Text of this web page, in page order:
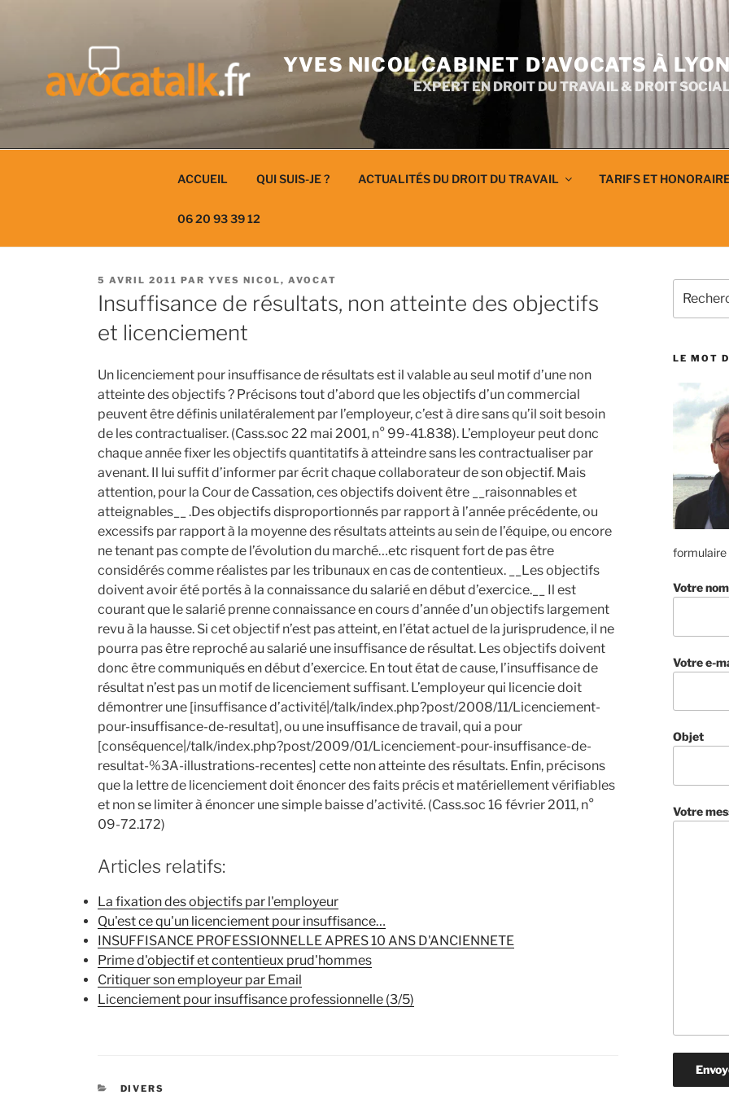
YVES NICOL CABINET D’AVOCATS À
EXPERT EN DROIT DU TRAVAIL & DROIT
ACCUEIL QUI SUIS-JE ? ACTUALITÉS DU DROIT DU TRAVAIL TARIFS ET
06 20 93 39 12
PUBLIÉ
LE
5 AVRIL 2011 PAR YVES NICOL, AVOCAT
Insuffisance de résultats, non atteinte des objectifs
et licenciement
Un licenciement pour insuffisance de résultats est il valable au seul motif d’une non
atteinte des objectifs ? Précisons tout d’abord que les objectifs d’un commercial
peuvent être définis unilatéralement par l’employeur, c’est à dire sans qu’il soit besoin
de les contractualiser. (Cass.soc 22 mai 2001, n° 99-41.838). L’employeur peut donc
chaque année fixer les objectifs quantitatifs à atteindre sans les contractualiser par
avenant. Il lui suffit d’informer par écrit chaque collaborateur de son objectif. Mais
attention, pour la Cour de Cassation, ces objectifs doivent être __raisonnables et
atteignables__ .Des objectifs disproportionnés par rapport à l’année précédente, ou
excessifs par rapport à la moyenne des résultats atteints au sein de l’équipe, ou encore
ne tenant pas compte de l’évolution du marché…etc risquent fort de pas être
considérés comme réalistes par les tribunaux en cas de contentieux. __Les objectifs
doivent avoir été portés à la connaissance du salarié en début d’exercice.__ Il est
courant que le salarié prenne connaissance en cours d’année d’un objectifs largement
revu à la hausse. Si cet objectif n’est pas atteint, en l’état actuel de la jurisprudence, il ne
pourra pas être reproché au salarié une insuffisance de résultat. Les objectifs doivent
donc être communiqués en début d’exercice. En tout état de cause, l’insuffisance de
résultat n’est pas un motif de licenciement suffisant. L’employeur qui licencie doit
démontrer une [insuffisance d’activité|/talk/index.php?post/2008/11/Licenciement-
pour-insuffisance-de-resultat], ou une insuffisance de travail, qui a pour
[conséquence|/talk/index.php?post/2009/01/Licenciement-pour-insuffisance-de-
resultat-%3A-illustrations-recentes] cette non atteinte des résultats. Enfin, précisons
que la lettre de licenciement doit énoncer des faits précis et matériellement vérifiables
et non se limiter à énoncer une simple baisse d’activité. (Cass.soc 16 février 2011, n°
09-72.172)
Articles relatifs:
La fixation des objectifs par l'employeur
Qu'est ce qu'un licenciement pour insuffisance…
INSUFFISANCE PROFESSIONNELLE APRES 10 ANS D'ANCIENNETE
Prime d'objectif et contentieux prud'hommes
Critiquer son employeur par Email
Licenciement pour insuffisance professionnelle (3/5)
CATÉGORIES
DIVERS
pour
LE MOT
formulaire
Votre nom
Votre e-
Objet
Votre